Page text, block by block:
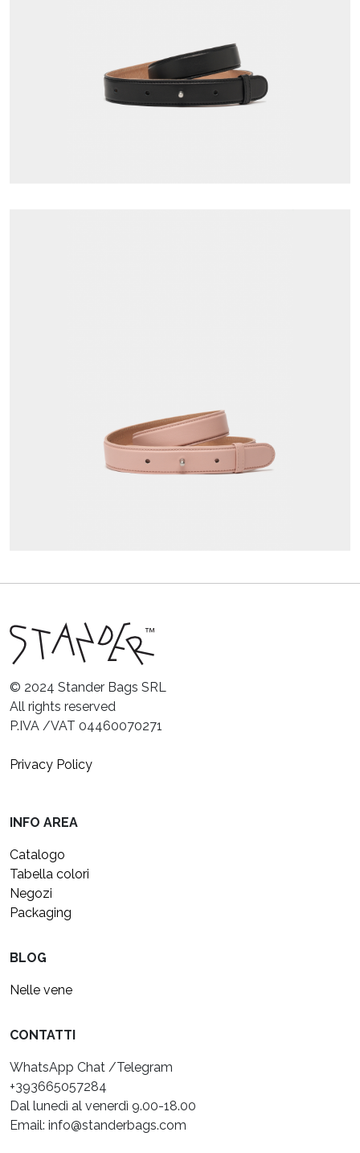
© 2024 Stander Bags SRL
All rights reserved
P.IVA /VAT 04460070271
Privacy Policy
INFO AREA
Catalogo
Tabella colori
Negozi
Packaging
BLOG
Nelle vene
CONTATTI
WhatsApp Chat /Telegram
+393665057284
Dal lunedì al venerdì 9.00-18.00
Email: info@standerbags.com